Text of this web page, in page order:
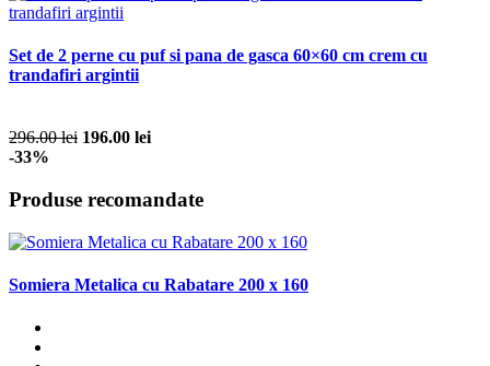
Set de 2 perne cu puf si pana de gasca 60×60 cm crem cu
trandafiri argintii
296.00 lei 196.00 lei
-33%
Produse recomandate
Somiera Metalica cu Rabatare 200 x 160